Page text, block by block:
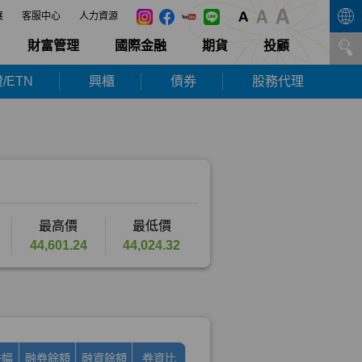
客服中心 人力資源
財富管理 國際金融 期貨 投顧
ETN 興櫃 債券 股務代理